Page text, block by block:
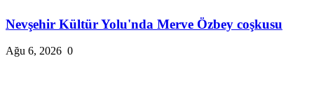
Nevşehir Kültür Yolu'nda Merve Özbey coşkusu
Ağu 6, 2026 0